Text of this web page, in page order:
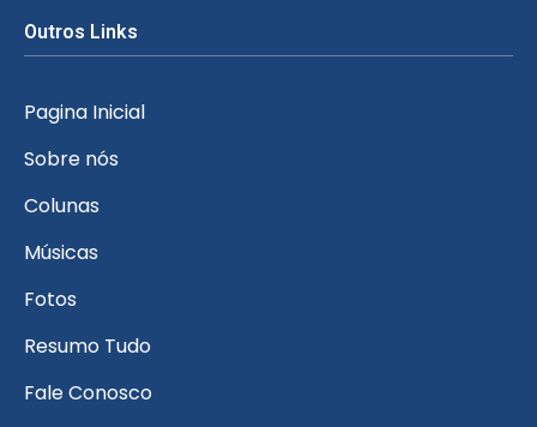
Outros Links
Pagina Inicial
Sobre nós
Colunas
Músicas
Fotos
Resumo Tudo
Fale Conosco